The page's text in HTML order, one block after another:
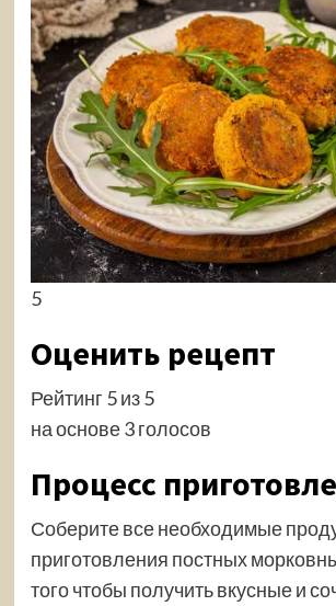
5
Оценить рецепт
Рейтинг 5 из 5
на основе 3 голосов
Процесс
Соберите все необходимые
приготовления постных
того чтобы получить вкусные и